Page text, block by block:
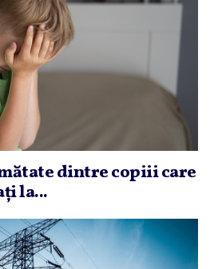
dintre copiii care
la...